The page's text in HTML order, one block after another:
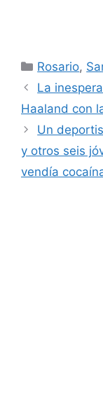
Categorías
Rosario,
La
Haaland con
Un
y otros seis
vendía